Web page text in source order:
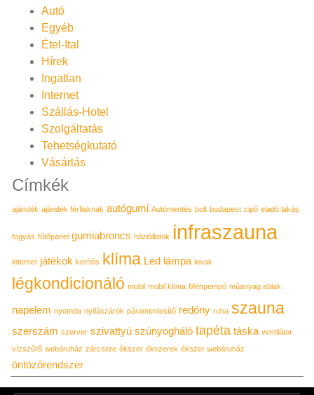
Autó
Egyéb
Étel-Ital
Hírek
Ingatlan
Internet
Szállás-Hotel
Szolgáltatás
Tehetségkutató
Vásárlás
Címkék
ajándék ajándék férfiaknak autógumi Autómentés bolt budapest cipő eladó lakás
fogyás fűtőpanel gumiabroncs háziállatok infraszauna
internet játékok kerítés klíma Led lámpa lovak
légkondicionáló mobil mobil klíma Méhpempő műanyag ablak
napelem nyomda nyílászárók páramentesítő redőny ruha szauna
szerszám szerver szivattyú szúnyogháló tapéta táska ventilátor
vízszűrő webáruház zárcsere ékszer ékszerek ékszer webáruház
öntözőrendszer